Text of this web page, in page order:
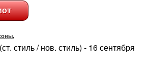
стиль / нов. стиль) - 16 сентября